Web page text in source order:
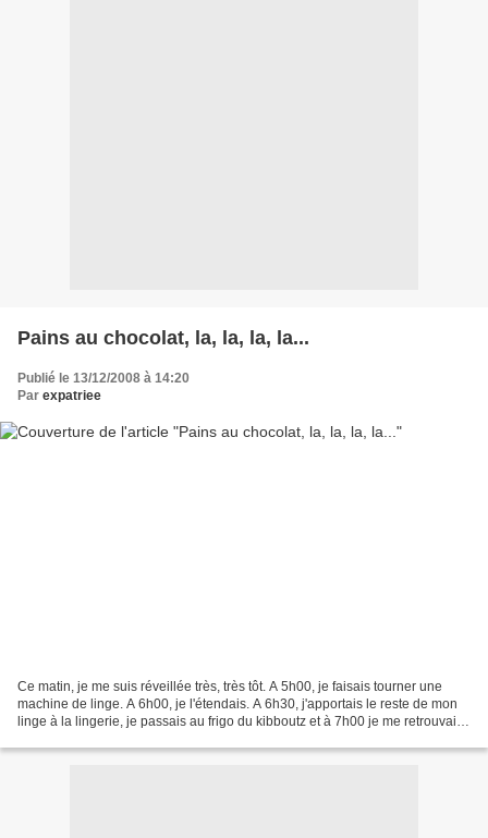
Pains au chocolat, la, la, la, la...
Publié le 13/12/2008 à 14:20
Par expatriee
Ce matin, je me suis réveillée très, très tôt. A 5h00, je faisais tourner une
machine de linge. A 6h00, je l'étendais. A 6h30, j'apportais le reste de mon
linge à la lingerie, je passais au frigo du kibboutz et à 7h00 je me retrouvais